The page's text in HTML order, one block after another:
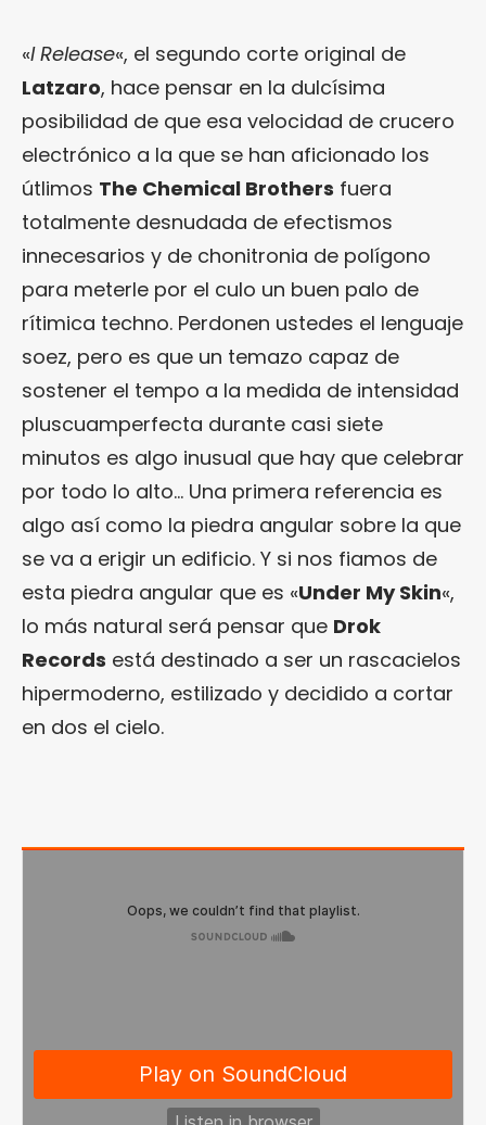
«I Release«, el segundo corte original de
Latzaro, hace pensar en la dulcísima
posibilidad de que esa velocidad de crucero
electrónico a la que se han aficionado los
útlimos The Chemical Brothers fuera
totalmente desnudada de efectismos
innecesarios y de chonitronia de polígono
para meterle por el culo un buen palo de
rítimica techno. Perdonen ustedes el lenguaje
soez, pero es que un temazo capaz de
sostener el tempo a la medida de intensidad
pluscuamperfecta durante casi siete
minutos es algo inusual que hay que celebrar
por todo lo alto… Una primera referencia es
algo así como la piedra angular sobre la que
se va a erigir un edificio. Y si nos fiamos de
esta piedra angular que es «Under My Skin«,
lo más natural será pensar que Drok
Records está destinado a ser un rascacielos
hipermoderno, estilizado y decidido a cortar
en dos el cielo.